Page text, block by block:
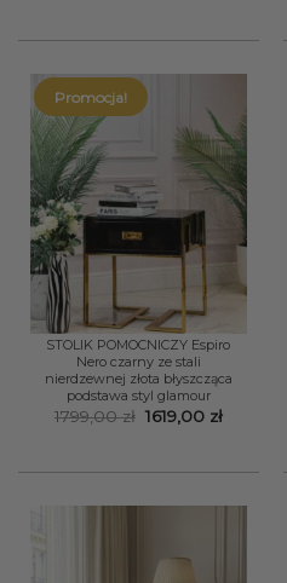
Promocja!
STOLIK POMOCNICZY Espiro
Nero czarny ze stali
nierdzewnej złota błyszcząca
podstawa styl glamour
1799,00zł Pierwotna
cena
1619,00 złAktualna